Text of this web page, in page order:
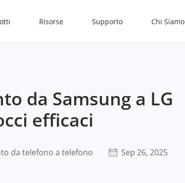
Risorse Supporto Chi Siamo
da Samsung a LG
efficaci
da telefono a telefono Sep 26, 2025